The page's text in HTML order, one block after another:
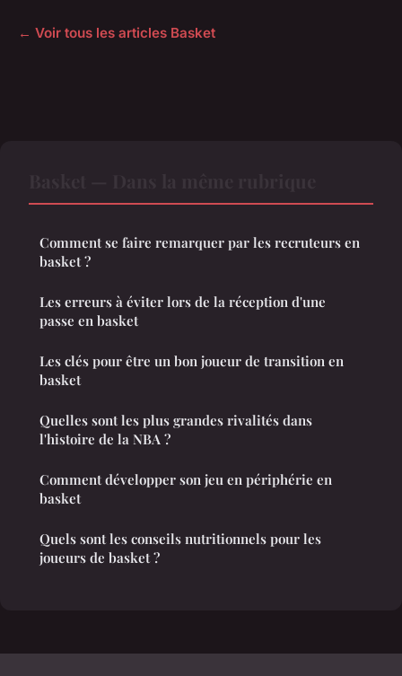
← Voir tous les articles Basket
Comment se faire remarquer par les recruteurs en
basket ?
Les erreurs à éviter lors de la réception d'une
passe en basket
Les clés pour être un bon joueur de transition en
basket
Quelles sont les plus grandes rivalités dans
l'histoire de la NBA ?
Comment développer son jeu en périphérie en
basket
Quels sont les conseils nutritionnels pour les
joueurs de basket ?